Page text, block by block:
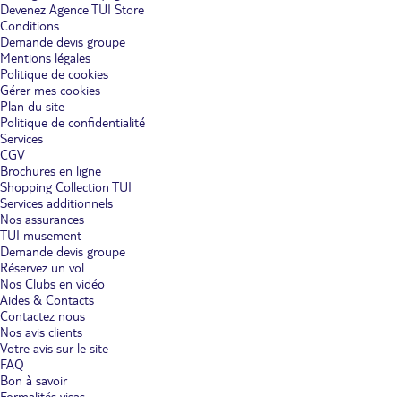
Devenez Agence TUI Store
Conditions
Demande devis groupe
Mentions légales
Politique de cookies
Gérer mes cookies
Plan du site
Politique de confidentialité
Services
CGV
Brochures en ligne
Shopping Collection TUI
Services additionnels
Nos assurances
TUI musement
Demande devis groupe
Réservez un vol
Nos Clubs en vidéo
Aides & Contacts
Contactez nous
Nos avis clients
Votre avis sur le site
FAQ
Bon à savoir